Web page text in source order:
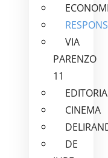
VIA
PARENZO
11
CINEMA
DE